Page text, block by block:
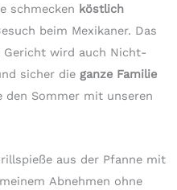
schmecken köstlich
beim Mexikaner. Das
Gericht wird auch Nicht-
sicher die ganze Familie
den Sommer mit unseren
aus der Pfanne mit
Abnehmen ohne